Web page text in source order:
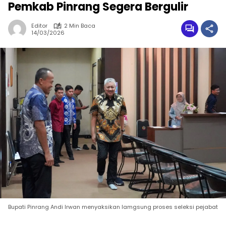
Pemkab Pinrang Segera Bergulir
Editor
2 Min Baca
14/03/2026
Bupati Pinrang Andi Irwan menyaksikan lamgsung proses seleksi pejabat